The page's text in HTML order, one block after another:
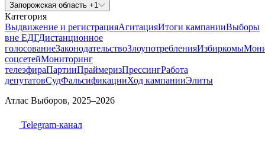
Запорожская область +1
Категория
Выдвижение и регистрацияАгитацияИтоги кампанииВыборы
вне ЕДГДистанционное
голосованиеЗаконодательствоЗлоупотребленияИзбиркомы
соцсетейМониторинг
телеэфираПартииПраймеризПрессингРабота
депутатовСудФальсификацииХод кампанииЭлиты
Атлас Выборов, 2025–2026
Telegram-канал